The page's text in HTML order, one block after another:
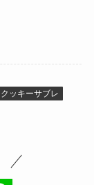
クッキーサブレ